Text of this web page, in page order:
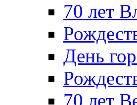
70 лет
День
70 лет